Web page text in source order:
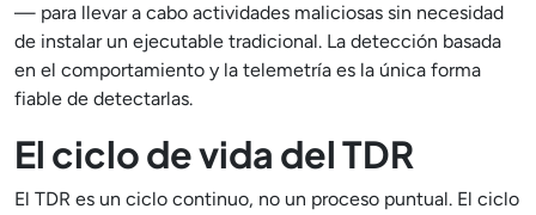
— para llevar a cabo actividades maliciosas sin necesidad
de instalar un ejecutable tradicional. La detección basada
en el comportamiento y la telemetría es la única forma
fiable de detectarlas.
El ciclo de vida del TDR
El TDR es un ciclo continuo, no un proceso puntual. El ciclo